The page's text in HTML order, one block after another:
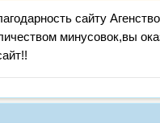
сайту
минусовок,вы